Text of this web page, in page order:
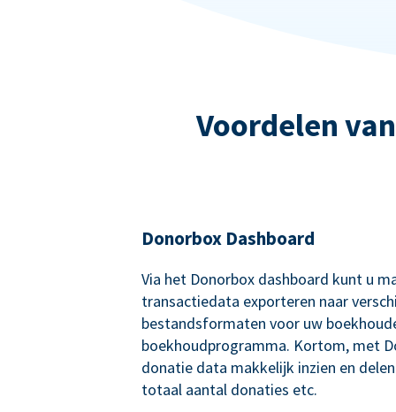
Voordelen
Donorbox Dashboard
Via het Donorbox dashboard kunt u
transactiedata exporteren naar
bestandsformaten voor uw
boekhoudprogramma. Kortom, met
donatie data makkelijk inzien en
totaal aantal donaties etc.